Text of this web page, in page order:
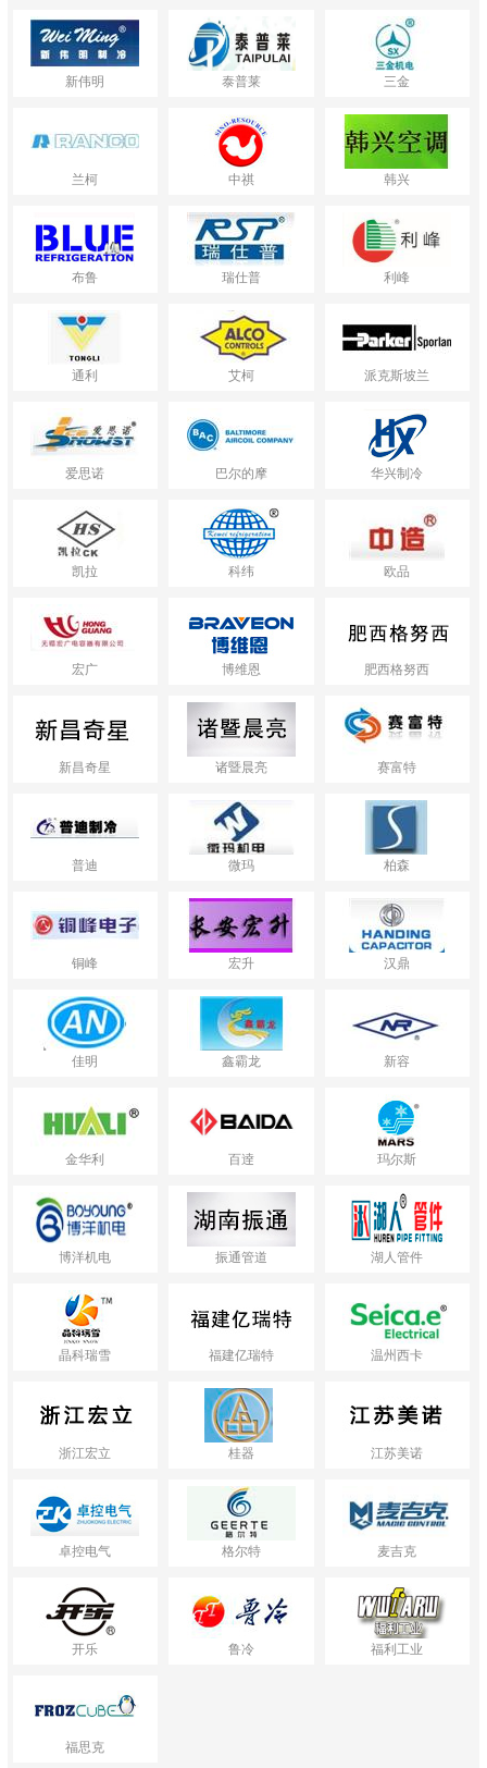
新伟明 泰普莱 三金
兰柯 中祺 韩兴
布鲁 瑞仕普 利峰
通利 艾柯 派克斯坡兰
爱思诺 巴尔的摩 华兴制冷
凯拉 科纬 欧品
宏广 博维恩 肥西格努西
新昌奇星 诸暨晨亮 赛富特
普迪 微玛 柏森
铜峰 宏升 汉鼎
佳明 鑫霸龙 新容
金华利 百逹 玛尔斯
博洋机电 振通管道 湖人管件
晶科瑞雪 福建亿瑞特 温州西卡
浙江宏立 桂器 江苏美诺
卓控电气 格尔特 麦吉克
开乐 鲁冷 福利工业
福思克